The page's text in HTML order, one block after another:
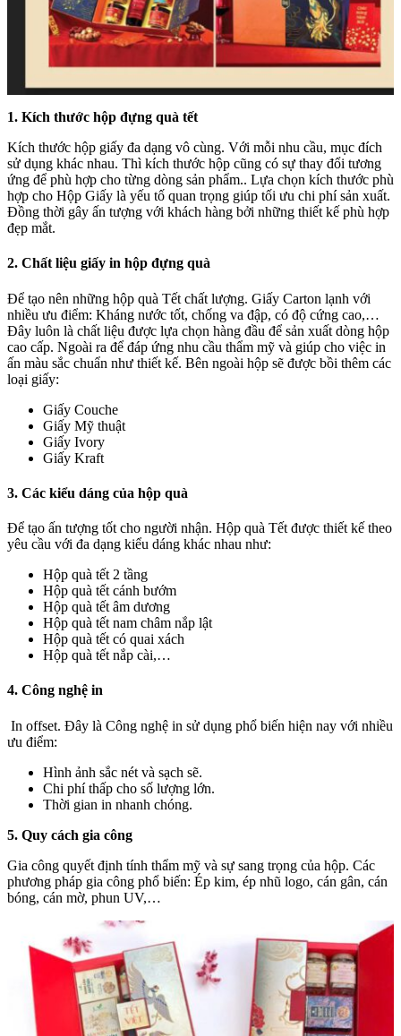
1. Kích thước hộp đựng quà tết
Kích thước hộp giấy đa dạng vô cùng. Với mỗi nhu cầu, mục đích
sử dụng khác nhau. Thì kích thước hộp cũng có sự thay đổi tương
ứng để phù hợp cho từng dòng sản phẩm.. Lựa chọn kích thước phù
hợp cho Hộp Giấy là yếu tố quan trọng giúp tối ưu chi phí sản xuất.
Đồng thời gây ấn tượng với khách hàng bởi những thiết kế phù hợp
đẹp mắt.
2. Chất liệu giấy in hộp đựng quà
Để tạo nên những hộp quà Tết chất lượng. Giấy Carton lạnh với
nhiều ưu điểm: Kháng nước tốt, chống va đập, có độ cứng cao,…
Đây luôn là chất liệu được lựa chọn hàng đầu để sản xuất dòng hộp
cao cấp. Ngoài ra để đáp ứng nhu cầu thẩm mỹ và giúp cho việc in
ấn màu sắc chuẩn như thiết kế. Bên ngoài hộp sẽ được bồi thêm các
loại giấy:
Giấy Couche
Giấy Mỹ thuật
Giấy Ivory
Giấy Kraft
3. Các kiểu dáng của hộp quà
Để tạo ấn tượng tốt cho người nhận. Hộp quà Tết được thiết kế theo
yêu cầu với đa dạng kiểu dáng khác nhau như:
Hộp quà tết 2 tầng
Hộp quà tết cánh bướm
Hộp quà tết âm dương
Hộp quà tết nam châm nắp lật
Hộp quà tết có quai xách
Hộp quà tết nắp cài,…
4. Công nghệ in
In offset. Đây là Công nghệ in sử dụng phổ biến hiện nay với nhiều
ưu điểm:
Hình ảnh sắc nét và sạch sẽ.
Chi phí thấp cho số lượng lớn.
Thời gian in nhanh chóng.
5. Quy cách gia công
Gia công quyết định tính thẩm mỹ và sự sang trọng của hộp. Các
phương pháp gia công phổ biến: Ép kim, ép nhũ logo, cán gân, cán
bóng, cán mờ, phun UV,…